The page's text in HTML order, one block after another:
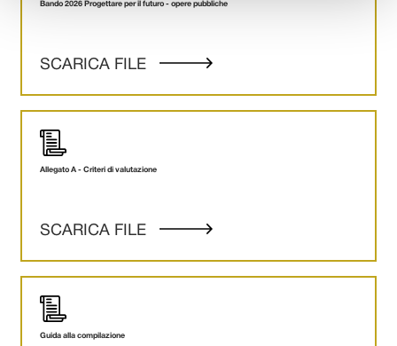
Bando 2026 Progettare per il futuro - opere pubbliche
SCARICA FILE
Allegato A - Criteri di valutazione
SCARICA FILE
Guida alla compilazione